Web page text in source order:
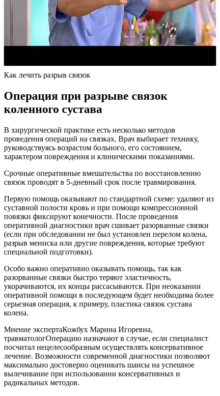
Как лечить разрыв связок
Операция при разрыве связок
коленного сустава
В хирургической практике есть несколько методов
проведения операций на связках. Врач выбирает технику,
руководствуясь возрастом больного, его состоянием,
характером повреждения и клиническими показаниями.
Срочные оперативные вмешательства по восстановлению
связок проводят в 5-дневный срок после травмирования.
Первую помощь оказывают по стандартной схеме: удаляют из
суставной полости кровь и при помощи компрессионной
повязки фиксируют конечности. После проведения
оперативной диагностики врач сшивает разорванные связки
(если при обследовании не был установлен перелом колена,
разрыв мениска или другие повреждения, которые требуют
специальной подготовки).
Особо важно оперативно оказывать помощь, так как
разорванные связки быстро теряют эластичность,
укорачиваются, их концы рассасываются. При неоказании
оперативной помощи в последующем будет необходима более
серьезная операция, к примеру, пластика связок сустава
колена.
Мнение экспертаКожбух Марина Игоревна,
травматологОперацию назначают в случае, если специалист
посчитал нецелесообразным осуществлять консервативное
лечение. Возможности современной диагностики позволяют
максимально достоверно оценивать шансы на успешное
вылечивание при использовании консервативных и
радикальных методов.